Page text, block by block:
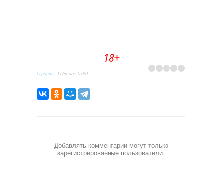
18+
Сериалы Рейтинг:0.0/0
Добавлять комментарии могут только
зарегистрированные пользователи.